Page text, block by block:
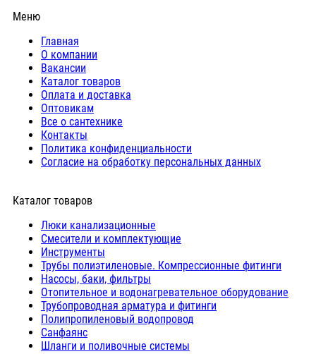
Меню
Главная
О компании
Вакансии
Каталог товаров
Оплата и доставка
Оптовикам
Все о сантехнике
Контакты
Политика конфиденциальности
Согласие на обработку персональных данных
Каталог товаров
Люки канализационные
Cмесители и комплектующие
Инструменты
Трубы полиэтиленовые. Компрессионные фитинги
Насосы, баки, фильтры
Отопительное и водонагревательное оборудование
Трубопроводная арматура и фитинги
Полипропиленовый водопровод
Санфаянс
Шланги и поливочные системы